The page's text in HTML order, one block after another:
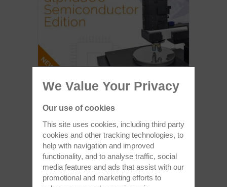
WITec（ビーテック）はalpha300
Semiconductor Editionを発表
ウェハ特性評価用ラマンイメージングがさらな
記事全文を読む >
Oct 6, 2023
We Value Your Privacy
Our use of cookies
This site uses cookies, including third party
cookies and other tracking technologies, to
help with navigation and improved
functionality, and to analyse traffic, social
media features and ads that assist with our
promotional and marketing efforts to